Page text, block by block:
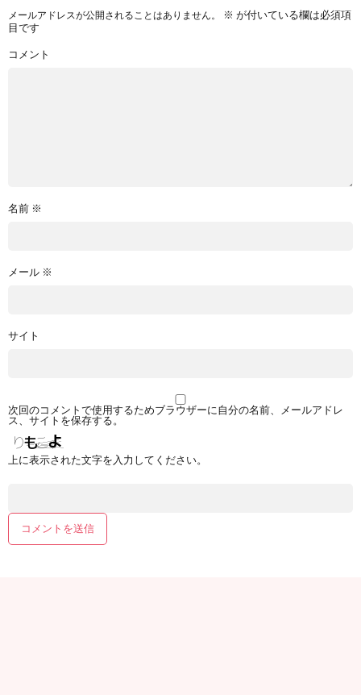
メールアドレスが公開されることはありません。 ※ が付いている欄は必須項
目です
コメント
名前 ※
メール ※
サイト
次回のコメントで使用するためブラウザーに自分の名前、メールアドレ
ス、サイトを保存する。
上に表示された文字を入力してください。